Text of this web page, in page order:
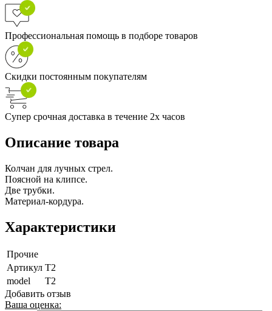
Профессиональная помощь в подборе товаров
Скидки постоянным покупателям
Супер срочная доставка в течение 2х часов
Описание товара
Колчан для лучных стрел.
Поясной на клипсе.
Две трубки.
Материал-кордура.
Характеристики
Прочие
Артикул T2
model
T2
Добавить отзыв
Ваша оценка: